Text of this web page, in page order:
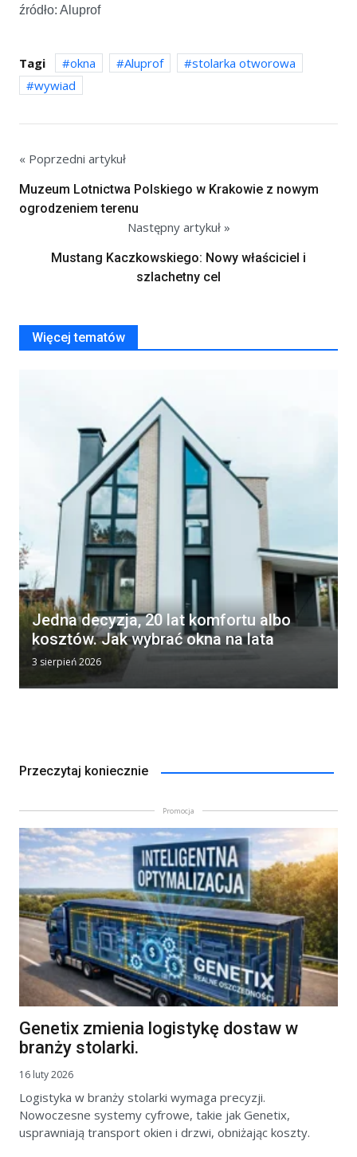
źródło: Aluprof
Tagi okna Aluprof
stolarka otworowa
wywiad
« Poprzedni artykuł
Muzeum Lotnictwa Polskiego w Krakowie z nowym
ogrodzeniem terenu
Następny artykuł »
Mustang Kaczkowskiego: Nowy właściciel i
szlachetny cel
Więcej tematów
Jedna decyzja, 20 lat komfortu albo
kosztów. Jak wybrać okna na lata
3 sierpień 2026
Przeczytaj koniecznie
Promocja
Genetix zmienia logistykę dostaw w
branży stolarki.
16 luty 2026
Logistyka w branży stolarki wymaga precyzji.
Nowoczesne systemy cyfrowe, takie jak Genetix,
usprawniają transport okien i drzwi, obniżając koszty.